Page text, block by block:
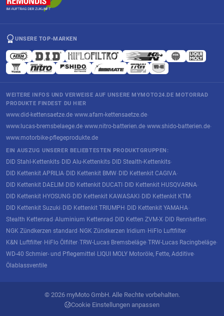
UNSERE TOP-MARKEN
WEITERE INFOS UND VERWEISE AUF UNSERE MYMOTO24.DE MOTORRAD
PRODUKTE FINDEST DU HIER
www.did-kettensaetze.de·www.afam-kettensaetze.de·
www.lucas-bremsbelaege.de·www.nitro-batterien.de·www.shido-batterien.de·
www.motorbike-pflegeprodukte.de
EIN AUSZUG UNSERER BELIEBTESTEN PRODUKTGRUPPEN:
DID Stahl-Kettenkits· DID Alu-Kettenkits· DID Stealth-Kettenkits·
DID Kettenkit APRILIA· DID Kettenkit BMW· DID Kettenkit CAGIVA·
DID Kettenkit DAELIM· DID Kettenkit DUCATI· DID Kettenkit HUSQVARNA·
DID Kettenkit HYOSUNG· DID Kettenkit KAWASAKI· DID Kettenkit KTM·
DID Kettenkit Suzuki· DID Kettenkit TRIUMPH· DID Kettenkit YAMAHA·
Stealth Kettenrad·Aluminium Kettenrad· DID Ketten ZVM-X· DID Rennketten·
NGK Zündkerzen standard· NGK Zündkerzen Iridium· HiFlo Luftfilter·
K&N Luftfilter· HiFlo Ölfilter·TRW-Lucas Bremsbeläge·TRW-Lucas Racingbeläge·
WD-40 Schmier- und Pflegemittel· LIQUI MOLY Motoröle, Fette, Additive·
Ölablassventile
© 2026 myMoto GmbH. Alle Rechte vorbehalten.
Cookie Einstellungen anpassen